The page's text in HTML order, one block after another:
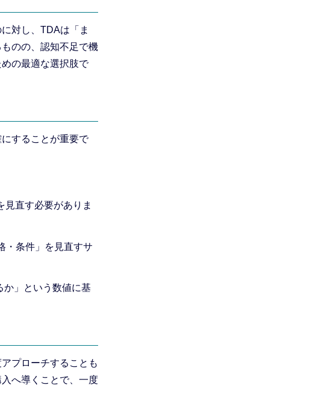
対し、TDAは「ま
のの、認知不足で機
の最適な選択肢で
することが重要で
見直す必要がありま
・条件」を見直すサ
か」という数値に基
プローチすることも
へ導くことで、一度